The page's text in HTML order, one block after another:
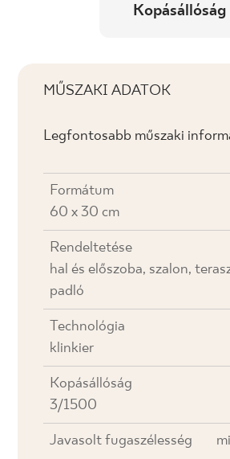
Kopásállóság
MŰSZAKI ADATOK
Legfontosabb műszaki
Formátum
60 x 30 cm
Rendeltetése
hal és előszoba, szalon,
padló
Technológia
klinkier
Kopásállóság
3/1500
Javasolt fugaszélesség